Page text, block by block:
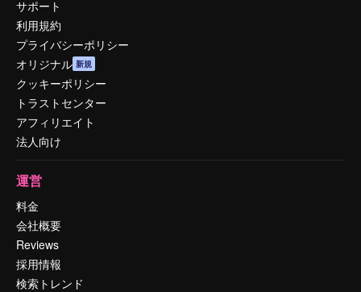
サポート
利用規約
プライバシーポリシー
オリジナル 新規
クッキーポリシー
トラストセンター
アフィリエイト
法人向け
運営
料金
会社概要
Reviews
採用情報
検索トレンド